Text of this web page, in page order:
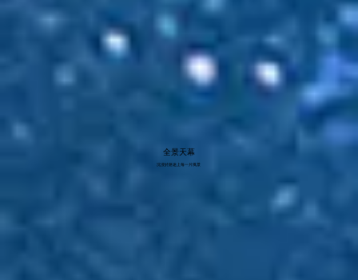
全景天幕
沈浸於路途上每一片風景